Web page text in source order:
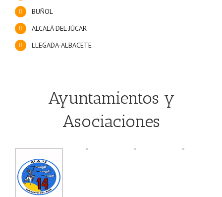
BUÑOL
ALCALÁ DEL JÚCAR
LLEGADA-ALBACETE
Ayuntamientos y
Asociaciones